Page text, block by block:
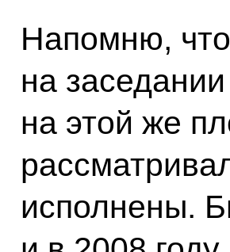
Напомню,
на
на этой же
исполнены.